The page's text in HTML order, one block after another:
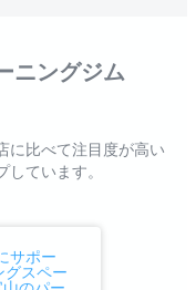
ニングジム
に比べて注目度が高い
ています。